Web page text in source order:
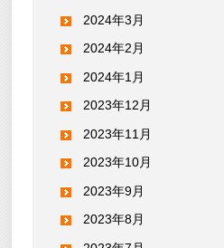
2024年3月
2024年2月
2024年1月
2023年12月
2023年11月
2023年10月
2023年9月
2023年8月